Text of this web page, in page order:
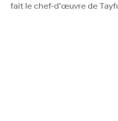
fait le chef-d’œuvre de